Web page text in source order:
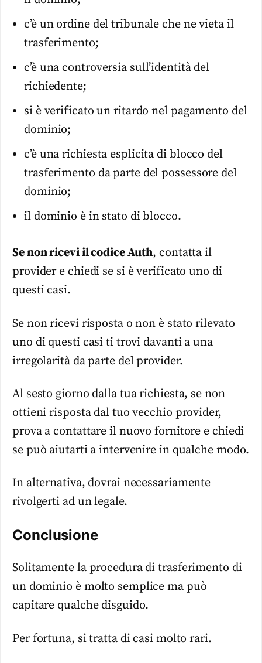
c’è un ordine del tribunale che ne vieta il
trasferimento;
c’è una controversia sull’identità del
richiedente;
si è verificato un ritardo nel pagamento del
dominio;
c’è una richiesta esplicita di blocco del
trasferimento da parte del possessore del
dominio;
il dominio è in stato di blocco.
Se non ricevi il codice Auth, contatta il
provider e chiedi se si è verificato uno di
questi casi.
Se non ricevi risposta o non è stato rilevato
uno di questi casi ti trovi davanti a una
irregolarità da parte del provider.
Al sesto giorno dalla tua richiesta, se non
ottieni risposta dal tuo vecchio provider,
prova a contattare il nuovo fornitore e chiedi
se può aiutarti a intervenire in qualche modo.
In alternativa, dovrai necessariamente
rivolgerti ad un legale.
Conclusione
Solitamente la procedura di trasferimento di
un dominio è molto semplice ma può
capitare qualche disguido.
Per fortuna, si tratta di casi molto rari.